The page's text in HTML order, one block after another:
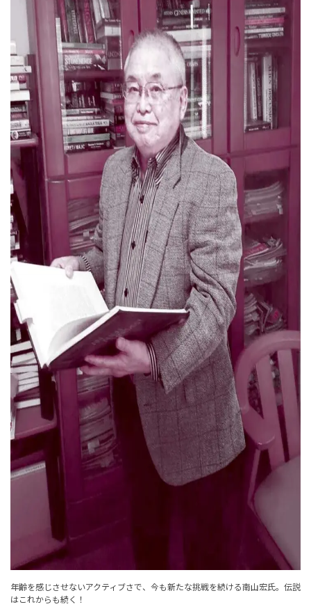
年齢を感じさせないアクティブさで、今も新たな挑戦を続ける南山宏氏。伝説
はこれからも続く！